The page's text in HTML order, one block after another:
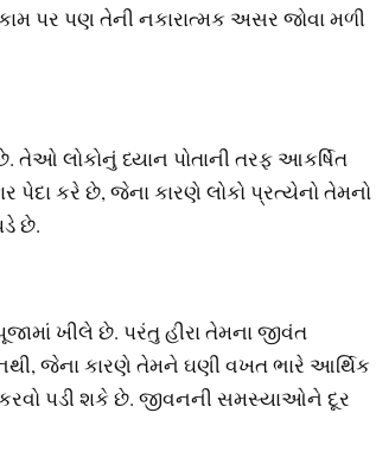
પર પણ તેની નકારાત્મક અસર જોવા મળી
તેઓ લોકોનું ધ્યાન પોતાની તરફ આકર્ષિત
પેદા કરે છે, જેના કારણે લોકો પ્રત્યેનો તેમનો
છે.
ખીલે છે. પરંતુ હીરા તેમના જીવંત
જેના કારણે તેમને ઘણી વખત ભારે આર્થિક
કરવો પડી શકે છે. જીવનની સમસ્યાઓને દૂર